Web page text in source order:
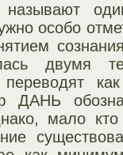
особо
двумя
мало